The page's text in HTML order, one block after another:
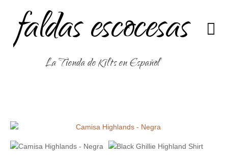
faldas escocesas
La Tienda de Kilts en Español